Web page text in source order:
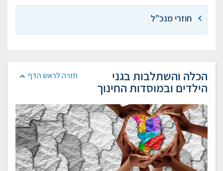
חוזרי מנכ"ל
חזרה לראש הדף הכלה והשתלבות בגני
הילדים ובמוסדות החינוך